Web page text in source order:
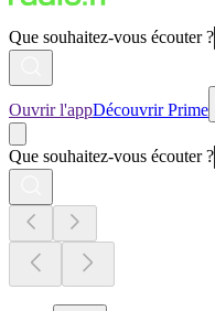
Que souhaitez-vous écouter ?
Ouvrir l'appDécouvrir Prime
Que souhaitez-vous écouter ?